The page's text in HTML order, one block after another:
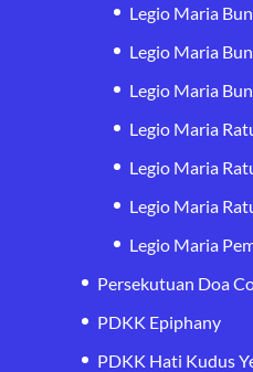
Legio Maria
Legio Maria
Legio Maria
Legio Maria
Legio Maria
Legio Maria
Legio Maria
Persekutuan Doa
PDKK Epiphany
PDKK Hati Kudus